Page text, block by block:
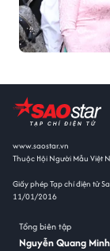
www.saostar.vn
Thuộc Hội Người Mẫu Việt
Giấy phép Tạp chí điện tử
11/01/2016
Tổng biên tập
Nguyễn Quang Minh